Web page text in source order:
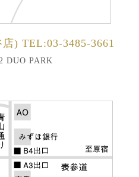
店) TEL:03-3485-3661
DUO PARK